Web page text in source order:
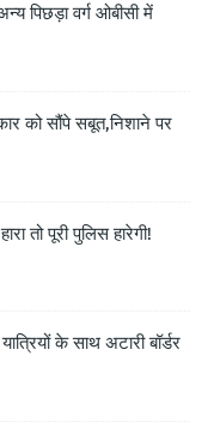
पिछड़ा वर्ग ओबीसी में
को सौंपे सबूत,निशाने पर
तो पूरी पुलिस हारेगी!
के साथ अटारी बॉर्डर